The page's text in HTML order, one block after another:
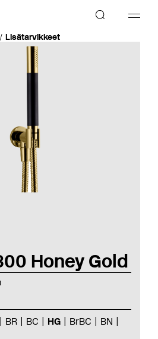
Lisätarvikkeet
Honey Gold
BR BC HG BrBC
BN